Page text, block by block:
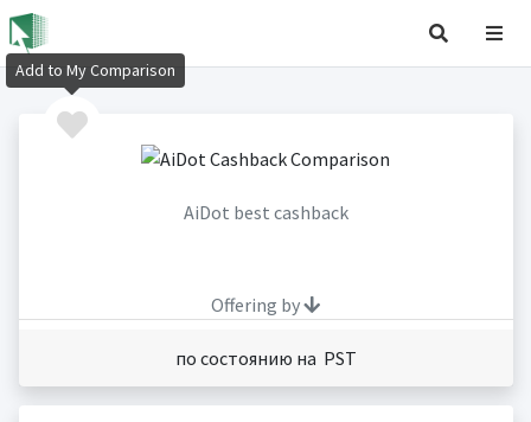
AiDot best cashback
Offering by
по состоянию на PST
Add to My Comparison